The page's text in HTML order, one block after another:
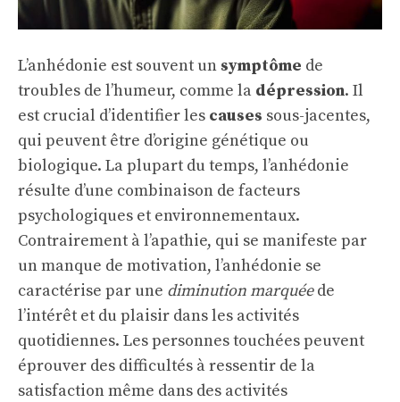
L’anhédonie est souvent un symptôme de
troubles de l’humeur, comme la dépression. Il
est crucial d’identifier les causes sous-jacentes,
qui peuvent être d’origine génétique ou
biologique. La plupart du temps, l’anhédonie
résulte d’une combinaison de facteurs
psychologiques et environnementaux.
Contrairement à l’apathie, qui se manifeste par
un manque de motivation, l’anhédonie se
caractérise par une diminution marquéede
l’intérêt et du plaisir dans les activités
quotidiennes. Les personnes touchées peuvent
éprouver des difficultés à ressentir de la
satisfaction même dans des activités